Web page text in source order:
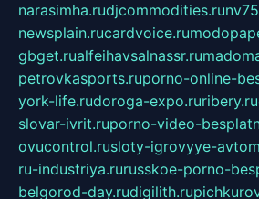
narasimha.rudjcommodities.ru
newsplain.rucardvoice.ru
gbget.rualfeihavsalnassr.ru
petrovkasports.ruporno-online-
york-life.rudoroga-expo.ruribery.ru
slovar-ivrit.ruporno-video-
ovucontrol.rusloty-igrovyye-
ru-industriya.rurusskoe-porno-
belgorod-day.rudigilith.ru